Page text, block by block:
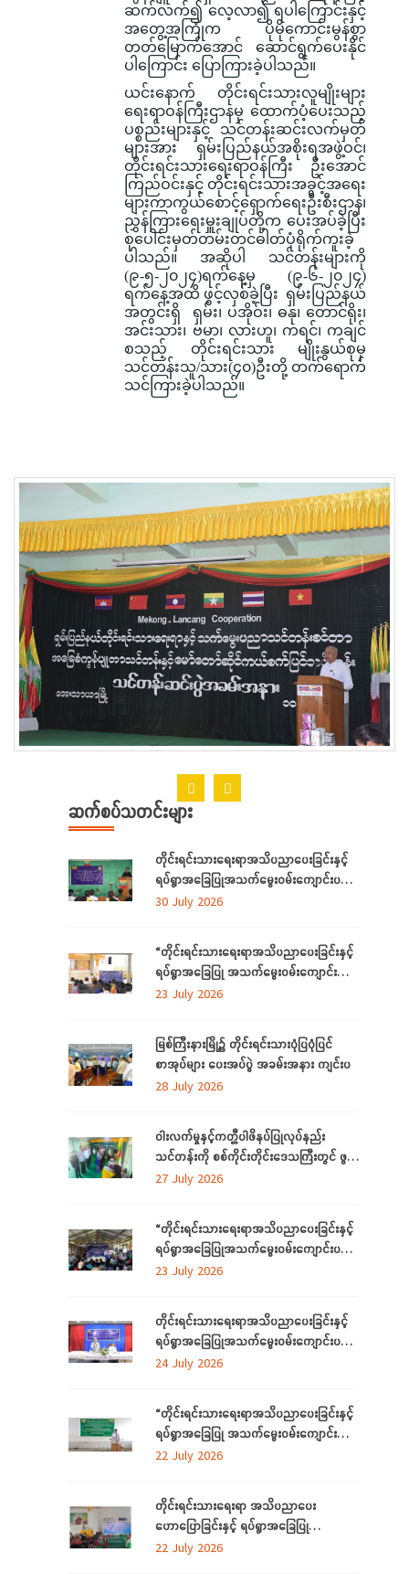
ဆက်လက်၍ လေ့လာ၍ ရပါကြောင်းနှင့်
အတွေ့အကြုံက ပိုမိုကောင်းမွန်စွာ
တတ်မြောက်အောင် ဆောင်ရွက်ပေးနိုင်
ပါကြောင်း ပြောကြားခဲ့ပါသည်။
ယင်းနောက် တိုင်းရင်းသားလူမျိုးများ
ရေးရာဝန်ကြီးဌာနမှ ထောက်ပံ့ပေးသည့်
ပစ္စည်းများနှင့် သင်တန်းဆင်းလက်မှတ်
များအား ရှမ်းပြည်နယ်အစိုးရအဖွဲ့ဝင်၊
တိုင်းရင်းသားရေးရာဝန်ကြီး ဦးအောင်
ကြည်ဝင်းနှင့် တိုင်းရင်းသားအခွင့်အရေး
များကာကွယ်စောင့်ရှောက်ရေးဦးစီးဌာန၊
ညွှန်ကြားရေးမှူးချုပ်တို့က ပေးအပ်ခဲ့ပြီး
စုပေါင်းမှတ်တမ်းတင်ဓါတ်ပုံရိုက်ကူးခဲ့
ပါသည်။ အဆိုပါ သင်တန်းများကို
(၉-၅-၂၀၂၄)ရက်နေ့မှ (၉-၆-၂၀၂၄)
ရက်နေ့အထိ ဖွင့်လှစ်ခဲ့ပြီး ရှမ်းပြည်နယ်
အတွင်းရှိ ရှမ်း၊ ပအိုဝ်း၊ ဓနု၊ တောင်ရိုး၊
အင်းသား၊ ဗမာ၊ လားဟူ၊ ကရင်၊ ကချင်
စသည့် တိုင်းရင်းသား မျိုးနွယ်စုမှ
သင်တန်းသူ/သား(၄၀)ဦးတို့ တက်ရောက်
သင်ကြားခဲ့ပါသည်။
ဆက်စပ်သတင်းများ
တိုင်းရင်းသားရေးရာအသိပညာပေးခြင်းနှင့်
ရပ်ရွာအခြေပြုအသက်မွေးဝမ်းကျောင်းပညာ
လိုအပ်ချက်တို့ကို ဆန်းစစ်စီမံခြင်းအစီအစဉ်
30 July 2026
“တိုင်းရင်းသားရေးရာအသိပညာပေးခြင်းနှင့်
ရပ်ရွာအခြေပြု အသက်မွေးဝမ်းကျောင်း
ပညာ လိုအပ်ချက် ဆန်းစစ်စီမံခြင်း
23 July 2026
မြစ်ကြီးနားမြို့၌ တိုင်းရင်းသားပုံပြပုံပြင်
စာအုပ်များ ပေးအပ်ပွဲ အခမ်းအနား ကျင်းပ
28 July 2026
ဝါးလက်မှုနှင့်ကတ္တီပါဖိနပ်ပြုလုပ်နည်း
သင်တန်းကို စစ်ကိုင်းတိုင်းဒေသကြီးတွင် ဖွင့်
လှစ်
27 July 2026
“တိုင်းရင်းသားရေးရာအသိပညာပေးခြင်းနှင့်
ရပ်ရွာအခြေပြုအသက်မွေးဝမ်းကျောင်းပညာ
လိုအပ်ချက်တို့ကို ဆန်းစစ်စီမံခြင်း
ကျင်းပပြုလုပ်
23 July 2026
တိုင်းရင်းသားရေးရာအသိပညာပေးခြင်းနှင့်
ရပ်ရွာအခြေပြုအသက်မွေးဝမ်းကျောင်းပညာ
လိုအပ်ချက်တို့ကို ဆန်းစစ်စီမံခြင်းအစီအစဉ်
ပြုလုပ်
24 July 2026
“တိုင်းရင်းသားရေးရာအသိပညာပေးခြင်းနှင့်
ရပ်ရွာအခြေပြု အသက်မွေးဝမ်းကျောင်း
ပညာလိုအပ်ချက် ဆန်းစစ်စီမံခြင်း
ကို ရန်ကုန်တိုင်းဒေသကြီးတွင် ကျင်းပပြုလုပ်
22 July 2026
တိုင်းရင်းသားရေးရာ အသိပညာပေး
ဟောပြောခြင်းနှင့် ရပ်ရွာအခြေပြု
အသက်မွေးဝမ်းကျောင်း ပညာလိုအပ်ချက်တို့
22 July 2026